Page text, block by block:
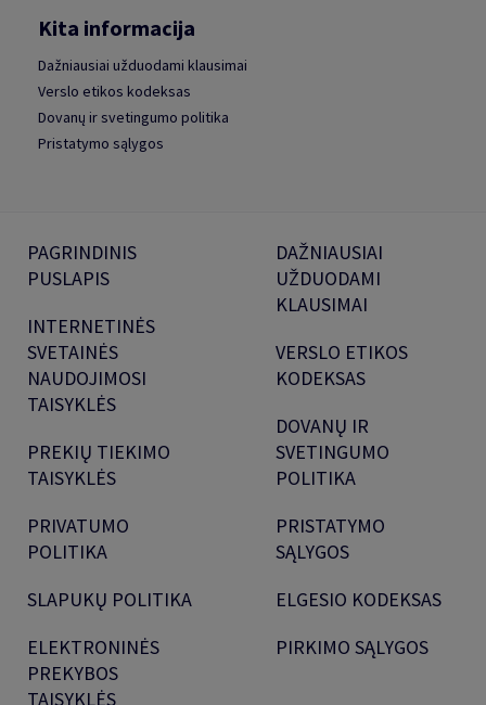
Kita informacija
Dažniausiai užduodami klausimai
Verslo etikos kodeksas
Dovanų ir svetingumo politika
Pristatymo sąlygos
PAGRINDINIS
PUSLAPIS
INTERNETINĖS
SVETAINĖS
NAUDOJIMOSI
TAISYKLĖS
PREKIŲ TIEKIMO
TAISYKLĖS
PRIVATUMO
POLITIKA
SLAPUKŲ POLITIKA
ELEKTRONINĖS
PREKYBOS
TAISYKLĖS
DAŽNIAUSIAI
UŽDUODAMI
KLAUSIMAI
VERSLO ETIKOS
KODEKSAS
DOVANŲ IR
SVETINGUMO
POLITIKA
PRISTATYMO
SĄLYGOS
ELGESIO KODEKSAS
PIRKIMO SĄLYGOS